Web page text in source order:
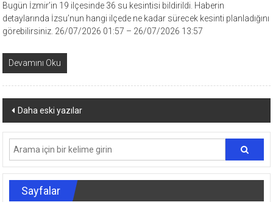
Bugün İzmir’in 19 ilçesinde 36 su kesintisi bildirildi. Haberin
detaylarında İzsu’nun hangi ilçede ne kadar sürecek kesinti planladığını
görebilirsiniz. 26/07/2026 01:57 – 26/07/2026 13:57
Devamını Oku
Yazı
dolaşımı
Daha eski yazılar
Sayfalar